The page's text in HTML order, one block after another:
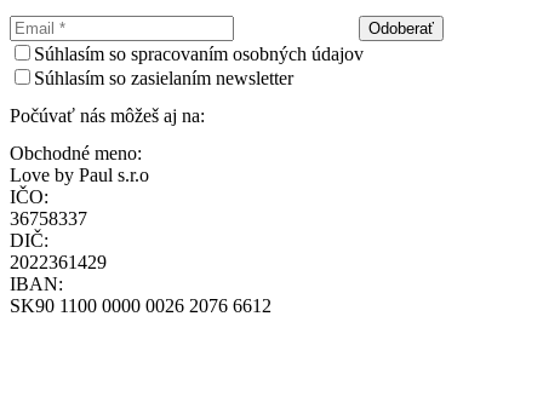
Odoberať
Súhlasím so spracovaním osobných údajov
Súhlasím so zasielaním newsletter
Počúvať nás môžeš aj na:
Obchodné meno:
Love by Paul s.r.o
IČO:
36758337
DIČ:
2022361429
IBAN:
SK90 1100 0000 0026 2076 6612